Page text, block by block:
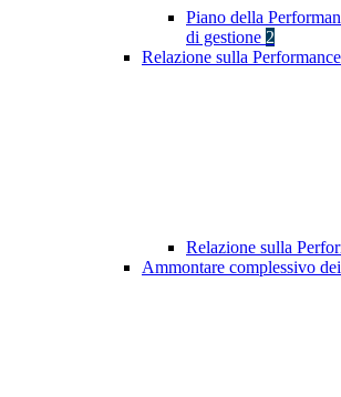
Piano della
di gestione 2
Relazione sulla Performance
Relazione sulla
Ammontare complessivo